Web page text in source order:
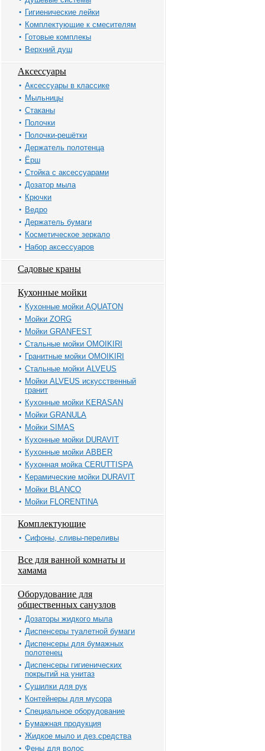
Гигиенические лейки
Комплектующие к смесителям
Готовые комплекы
Верхний душ
Аксессуары
Аксессуары в классике
Мыльницы
Стаканы
Полочки
Полочки-решётки
Держатель полотенца
Ёрш
Стойка с аксессуарами
Дозатор мыла
Крючки
Ведро
Держатель бумаги
Косметическое зеркало
Набор аксессуаров
Садовые краны
Кухонные мойки
Кухонные мойки AQUATON
Мойки ZORG
Мойки GRANFEST
Стальные мойки OMOIKIRI
Гранитные мойки OMOIKIRI
Стальные мойки ALVEUS
Мойки ALVEUS искусственный
гранит
Кухонные мойки KERASAN
Мойки GRANULA
Мойки SIMAS
Кухонные мойки DURAVIT
Кухонные мойки ABBER
Кухонная мойка CERUTTISPA
Керамические мойки DURAVIT
Мойки BLANCO
Мойки FLORENTINA
Комплектующие
Сифоны, сливы-переливы
Все для ванной комнаты и
хамама
Оборудование для
общественных санузлов
Дозаторы жидкого мыла
Диспенсеры туалетной бумаги
Диспенсеры для бумажных
полотенец
Диспенсеры гигиенических
покрытий на унитаз
Сушилки для рук
Контейнеры для мусора
Специальное оборудование
Бумажная продукция
Жидкое мыло и дез.средства
Фены для волос